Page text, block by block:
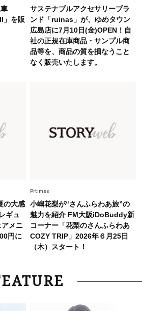
2026.6.26
れさえあれば！40代は【淡色ワンピ】
しげ＆上品見え〈3選〉
のTシャツコーデ】超ビッグサイズ×きれ
フパンツでモードに昇華
ワンピ】〈5選〉
」を販
サステナブルアクセサリーブラ
ンド「ruinas」が、ゆめタウン
広島店に7月10日(金)OPEN！自
社の正規在庫商品・サンプル商
品等を、商品の質を損なうこと
なく販売いたします。
の大感
ギュ
メニ
円に
Prtimes
小嶋花梨が“さんふらわあ旅”の
魅力を紹介 FM大阪iDoBuddy新
コーナー「花梨のさんふらわあ
COZY TRIP」2026年６月25日
（木）スタート！